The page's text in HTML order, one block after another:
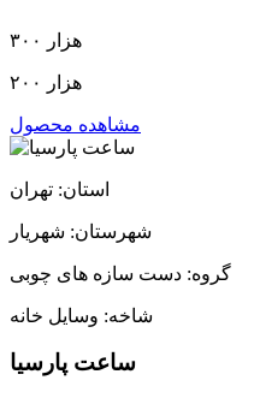
۳۰۰ هزار
۲۰۰ هزار
مشاهده محصول
استان: تهران
شهرستان: شهریار
گروه: دست سازه های چوبی
شاخه: وسایل خانه
ساعت پارسیا